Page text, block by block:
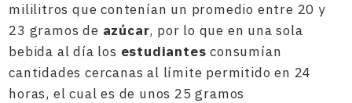
mililitros que contenían un promedio entre 20 y
23 gramos de azúcar, por lo que en una sola
bebida al día los estudiantes consumían
cantidades cercanas al límite permitido en 24
horas, el cual es de unos 25 gramos